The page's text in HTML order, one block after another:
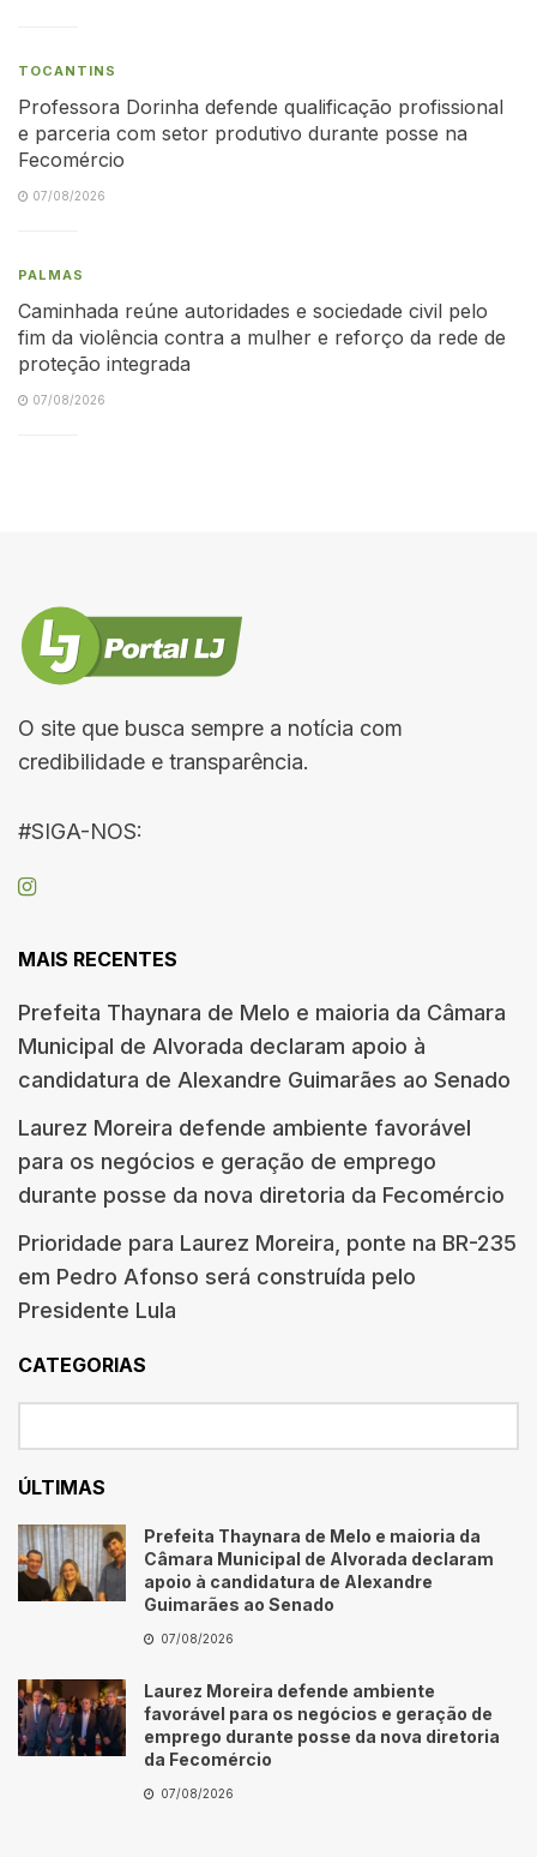
TOCANTINS
Professora Dorinha defende qualificação profissional
e parceria com setor produtivo durante posse na
Fecomércio
07/08/2026
PALMAS
Caminhada reúne autoridades e sociedade civil pelo
fim da violência contra a mulher e reforço da rede de
proteção integrada
07/08/2026
O site que busca sempre a notícia com
credibilidade e transparência.
#SIGA-NOS:
MAIS RECENTES
Prefeita Thaynara de Melo e maioria da Câmara
Municipal de Alvorada declaram apoio à
candidatura de Alexandre Guimarães ao Senado
Laurez Moreira defende ambiente favorável
para os negócios e geração de emprego
durante posse da nova diretoria da Fecomércio
Prioridade para Laurez Moreira, ponte na BR-235
em Pedro Afonso será construída pelo
Presidente Lula
CATEGORIAS
ÚLTIMAS
Prefeita Thaynara de Melo e maioria da
Câmara Municipal de Alvorada declaram
apoio à candidatura de Alexandre
Guimarães ao Senado
07/08/2026
Laurez Moreira defende ambiente
favorável para os negócios e geração de
emprego durante posse da nova diretoria
da Fecomércio
07/08/2026